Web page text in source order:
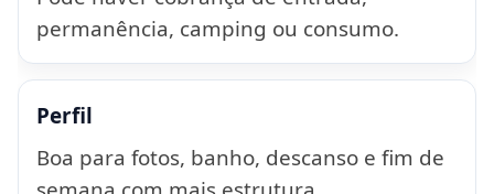
permanência, camping ou consumo.
Perfil
Boa para fotos, banho, descanso e fim de